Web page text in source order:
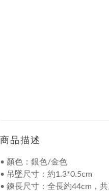
商品描述
• 顏色：銀色/金色
• 吊墜尺寸：約1.3*0.5cm
• 鍊長尺寸：全長約44cm，